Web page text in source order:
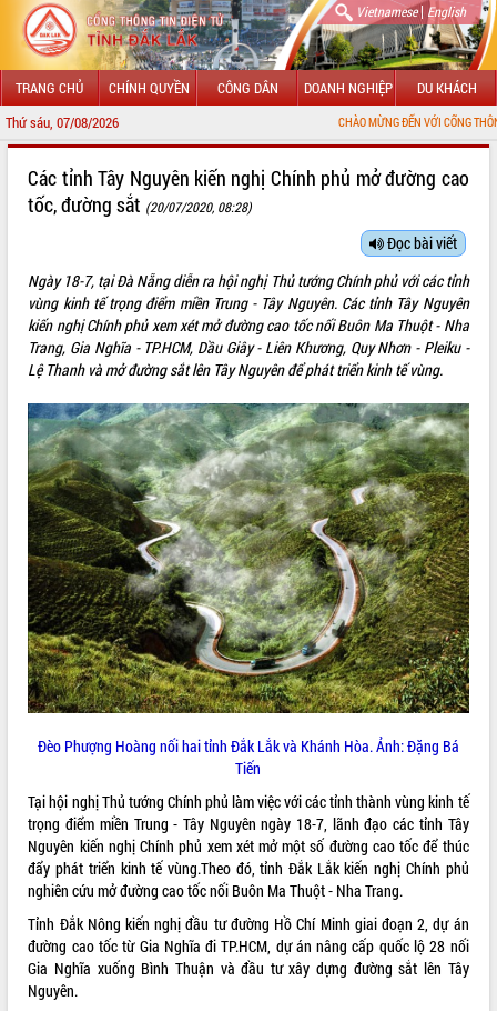
Vietnamese| English
TRANG CHỦ CHÍNH QUYỀN CÔNG DÂN DOANH NGHIỆP DU KHÁCH
Thứ sáu, 07/08/2026 CHÀO MỪNG ĐẾN VỚI CỔNG THÔNG TIN ĐIỆN
LÃNH ĐẠO UBND TỈNH
SỞ, BAN, NGÀNH
UBND CÁC XÃ, PHƯỜNG
HỆ THỐNG VĂN BẢN
VĂN BẢN HĐND TỈNH
ĐIỂM TIN VĂN BẢN
QUY HOẠCH - KẾ HOẠCH
Các tỉnh Tây Nguyên kiến nghị Chính phủ mở đường cao
tốc, đường sắt (20/07/2020, 08:28)
Đọc bài viết
Ngày 18-7, tại Đà Nẵng diễn ra hội nghị Thủ tướng Chính phủ với các tỉnh
vùng kinh tế trọng điểm miền Trung - Tây Nguyên. Các tỉnh Tây Nguyên
kiến nghị Chính phủ xem xét mở đường cao tốc nối Buôn Ma Thuột - Nha
Trang, Gia Nghĩa - TP.HCM, Dầu Giây - Liên Khương, Quy Nhơn - Pleiku -
Lệ Thanh và mở đường sắt lên Tây Nguyên để phát triển kinh tế vùng.
Đèo Phượng Hoàng nối hai tỉnh Đắk Lắk và Khánh Hòa. Ảnh: Đặng Bá
Tiến
Tại hội nghị Thủ tướng Chính phủ làm việc với các tỉnh thành vùng kinh tế
trọng điểm miền Trung - Tây Nguyên ngày 18-7, lãnh đạo các tỉnh Tây
Nguyên kiến nghị Chính phủ xem xét mở một số đường cao tốc để thúc
đẩy phát triển kinh tế vùng.Theo đó, tỉnh Đắk Lắk kiến nghị Chính phủ
nghiên cứu mở đường cao tốc nối Buôn Ma Thuột - Nha Trang.
Tỉnh Đắk Nông kiến nghị đầu tư đường Hồ Chí Minh giai đoạn 2, dự án
đường cao tốc từ Gia Nghĩa đi TP.HCM, dự án nâng cấp quốc lộ 28 nối
Gia Nghĩa xuống Bình Thuận và đầu tư xây dựng đường sắt lên Tây
Nguyên.